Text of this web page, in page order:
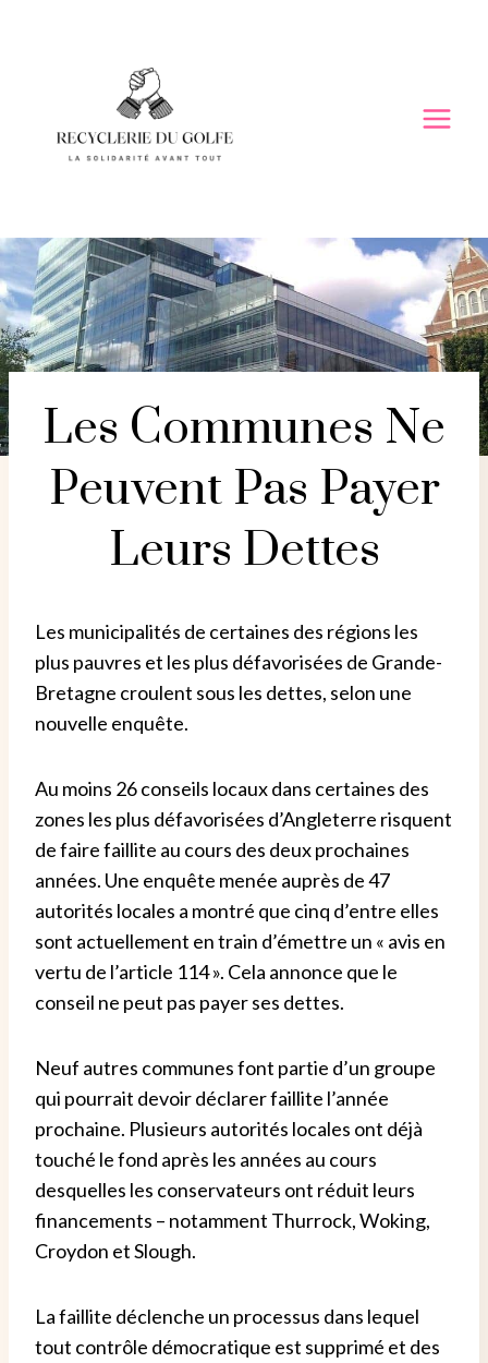
Les Communes Ne
Peuvent Pas Payer
Leurs Dettes
Les municipalités de certaines des régions les
plus pauvres et les plus défavorisées de Grande-
Bretagne croulent sous les dettes, selon une
nouvelle enquête.
Au moins 26 conseils locaux dans certaines des
zones les plus défavorisées d’Angleterre risquent
de faire faillite au cours des deux prochaines
années. Une enquête menée auprès de 47
autorités locales a montré que cinq d’entre elles
sont actuellement en train d’émettre un « avis en
vertu de l’article 114 ». Cela annonce que le
conseil ne peut pas payer ses dettes.
Neuf autres communes font partie d’un groupe
qui pourrait devoir déclarer faillite l’année
prochaine. Plusieurs autorités locales ont déjà
touché le fond après les années au cours
desquelles les conservateurs ont réduit leurs
financements – notamment Thurrock, Woking,
Croydon et Slough.
La faillite déclenche un processus dans lequel
tout contrôle démocratique est supprimé et des